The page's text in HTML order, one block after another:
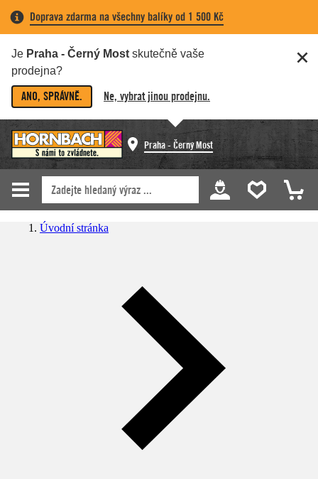
Doprava zdarma na všechny balíky od 1 500 Kč
Je Praha - Černý Most skutečně vaše
prodejna?
ANO, SPRÁVNĚ. Ne, vybrat jinou prodejnu.
Praha - Černý Most
Úvodní stránka